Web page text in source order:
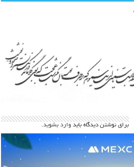
برای نوشتن دیدگاه باید وارد بشوید.